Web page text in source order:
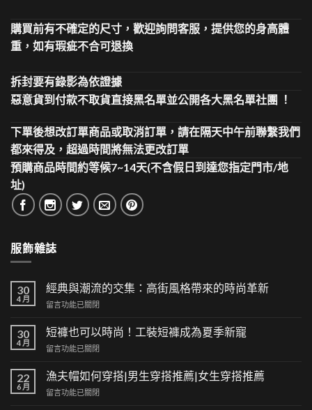
購買前有不確定的尺寸，歡迎詢問客服，提供您的身高體
重，如有瑕疵不合可退換
拆封要有錄影為依證據
惡意貨到付款不取貨直接黑名單並公開各大黑名單社團 ！
下單後想改訂單商品或取消訂單，請在隔天中午前聯繫我們
都來得及，超過時間將無法更改訂單
預購商品時間約等候7~14天(不含假日到達您指定門市/地
址)
服飾雜誌
30
4 月
經典與潮流的交集：高街風格帶來的時尚革新
在
典
與
潮
的
交
集：
留言功能已關閉
30
4 月
短褲也可以時尚！工裝短褲成為夏季新寵
在
褲
也
可
留言功能已關閉
22
6 月
漁夫帽如何穿搭|男生穿搭推薦|女生穿搭推薦
在
留言功能已關閉